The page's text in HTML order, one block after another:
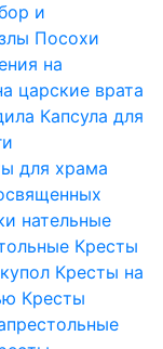
и
Посохи
на
царские врата
Капсула для
для храма
нательные
Кресты
Кресты на
Кресты